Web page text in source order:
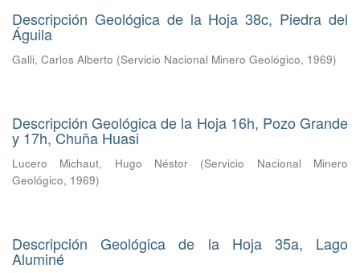
Descripción Geológica de la Hoja 38c, Piedra del
Águila
Galli, Carlos Alberto (Servicio Nacional Minero Geológico, 1969)
Descripción Geológica de la Hoja 16h, Pozo Grande
y 17h, Chuña Huasi
Lucero Michaut, Hugo Néstor (Servicio Nacional Minero
Geológico, 1969)
Descripción Geológica de la Hoja 35a, Lago
Aluminé